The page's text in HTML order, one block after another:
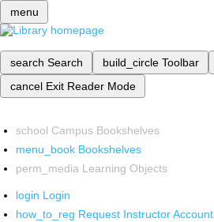
menu
search Search build_circle Toolbar
cancel Exit Reader Mode
school Campus Bookshelves
menu_book Bookshelves
perm_media Learning Objects
login Login
how_to_reg Request Instructor Account